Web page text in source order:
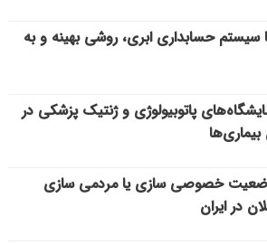
سیستم حسابداری ابری، روشی بهینه و به
پاتوبیولوژی و ژنتیک پزشکی در
خصوصی سازی یا مردمی سازی
در ایران